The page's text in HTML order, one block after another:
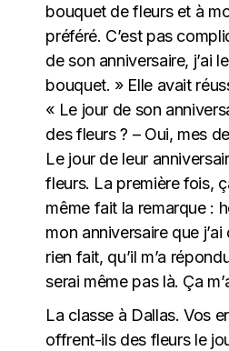
bouquet de fleurs et à
préféré. C’est pas
de son anniversaire, j’ai
bouquet. » Elle avait
« Le jour de son
des fleurs ? – Oui, mes
Le jour de leur
fleurs. La première fois,
même fait la remarque :
mon anniversaire que j’ai
rien fait, qu’il m’a
serai même pas là. Ça
La classe à Dallas. Vos
offrent-ils des fleurs le